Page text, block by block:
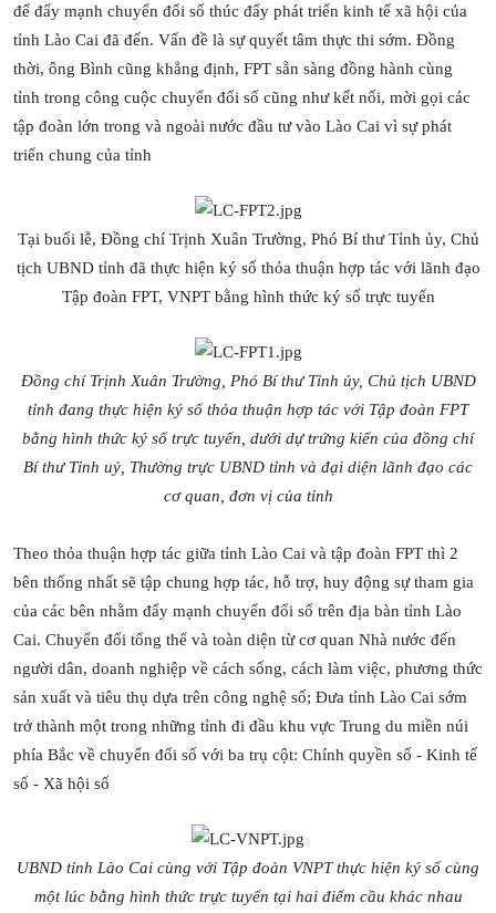
để đẩy mạnh chuyển đổi số thúc đẩy phát triển kinh tế xã hội của
tỉnh Lào Cai đã đến. Vấn đề là sự quyết tâm thực thi sớm. Đồng
thời, ông Bình cũng khẳng định, FPT sẵn sàng đồng hành cùng
tỉnh trong công cuộc chuyển đổi số cũng như kết nối, mời gọi các
tập đoàn lớn trong và ngoài nước đầu tư vào Lào Cai vì sự phát
triển chung của tỉnh
Tại buổi lễ, Đồng chí Trịnh Xuân Trường, Phó Bí thư Tỉnh ủy, Chủ
tịch UBND tỉnh đã thực hiện ký số thỏa thuận hợp tác với lãnh đạo
Tập đoàn FPT, VNPT bằng hình thức ký số trực tuyến
Đồng chí Trịnh Xuân Trường, Phó Bí thư Tỉnh ủy, Chủ tịch UBND
tỉnh đang thực hiện ký số thỏa thuận hợp tác với Tập đoàn FPT
bằng hình thức ký số trực tuyến, dưới dự trứng kiến của đồng chí
Bí thư Tỉnh uỷ, Thường trực UBND tỉnh và đại diện lãnh đạo các
cơ quan, đơn vị của tỉnh
Theo thỏa thuận hợp tác giữa tỉnh Lào Cai và tập đoàn FPT thì 2
bên thống nhất sẽ tập chung hợp tác, hỗ trợ, huy động sự tham gia
của các bên nhằm đẩy mạnh chuyển đổi số trên địa bàn tỉnh Lào
Cai. Chuyển đổi tổng thể và toàn diện từ cơ quan Nhà nước đến
người dân, doanh nghiệp về cách sống, cách làm việc, phương thức
sản xuất và tiêu thụ dựa trên công nghệ số; Đưa tỉnh Lào Cai sớm
trở thành một trong những tỉnh đi đầu khu vực Trung du miền núi
phía Bắc về chuyển đổi số với ba trụ cột: Chính quyền số - Kinh tế
số - Xã hội số
UBND tỉnh Lào Cai cùng với Tập đoàn VNPT thực hiện ký số cùng
một lúc bằng hình thức trực tuyến tại hai điểm cầu khác nhau